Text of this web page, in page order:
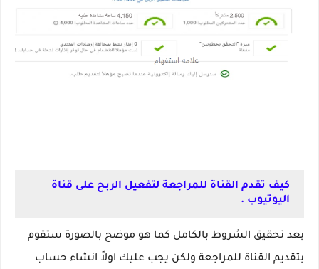
كيف تقدم القناة للمراجعة لتفعيل الربح على قناة
اليوتيوب .
بعد تحقيق الشروط بالكامل كما هو موضح بالصورة ستقوم
بتقديم القناة للمراجعة ولكن يجب عليك اولاً انشاء حساب